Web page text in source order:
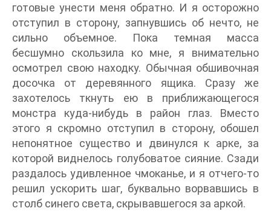
готовые унести меня обратно. И я осторожно
отступил в сторону, запнувшись об нечто, не
сильно объемное. Пока темная масса
бесшумно скользила ко мне, я внимательно
осмотрел свою находку. Обычная обшивочная
досочка от деревянного ящика. Сразу же
захотелось ткнуть ею в приближающегося
монстра куда-нибудь в район глаз. Вместо
этого я скромно отступил в сторону, обошел
непонятное существо и двинулся к арке, за
которой виднелось голубоватое сияние. Сзади
раздалось удивленное чмоканье, и я отчего-то
решил ускорить шаг, буквально ворвавшись в
столб синего света, скрывавшегося за аркой.